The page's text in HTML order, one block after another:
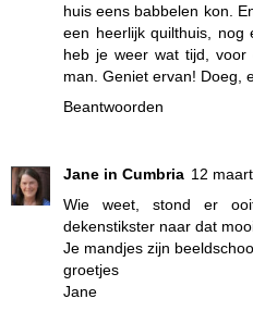
huis eens babbelen kon.
een heerlijk quilthuis, nog
heb je weer wat tijd, voor
man. Geniet ervan! Doeg,
Beantwoorden
Jane in Cumbria 12
Wie weet, stond er
dekenstikster naar dat
Je mandjes zijn
groetjes
Jane